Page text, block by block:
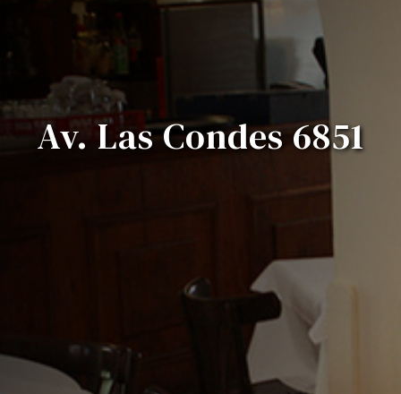
Av. Las Condes 6851